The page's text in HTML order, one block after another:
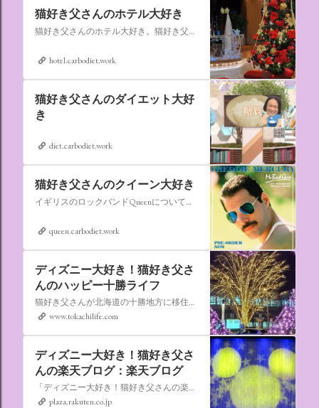
猫好き父さんのホテル大好き
猫好き父さんのホテル大好き。猫好き父さんが宿泊したホテルの情報を徒然なるままに書いていきます。
hotel.carbodiet.work
猫好き父さんのダイエット大好
き
diet.carbodiet.work
猫好き父さんのクイーン大好き
イギリスのロックバンドQueenについての情報をアップします。
queen.carbodiet.work
ディズニー大好き！猫好き父さ
んのハッピー十勝ライフ
猫好き父さんが北海道の十勝地方に移住しました。なれない北海道の暮らしについてお伝えします。
www.tokachilife.com
ディズニー大好き！猫好き父さ
んの楽天ブログ：楽天ブログ
「ディズニー大好き！猫好き父さんの楽天ブログ」にようこそ！ いろんなブログサービスが廃止になるなか満を持して楽天ブログをはじめようと思います。 よろしくお願いいたします。
plaza.rakuten.co.jp